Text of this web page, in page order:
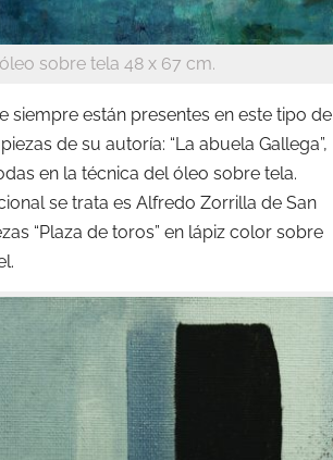
sobre tela 48 x 67 cm.
siempre están presentes en este tipo de
de su autoría: “La abuela Gallega”,
en la técnica del óleo sobre tela.
se trata es Alfredo Zorrilla de San
“Plaza de toros” en lápiz color sobre